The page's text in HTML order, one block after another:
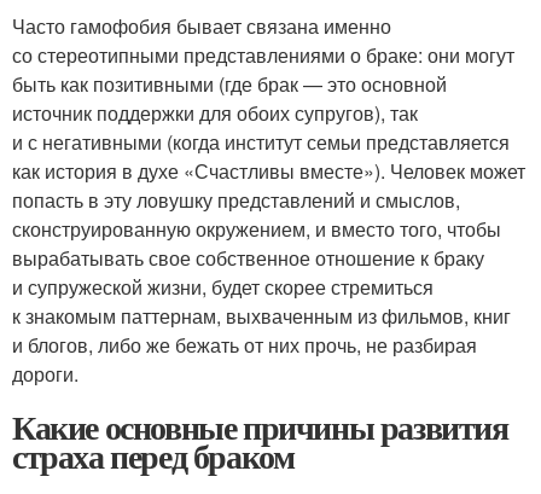
Часто гамофобия бывает связана именно
со стереотипными представлениями о браке: они могут
быть как позитивными (где брак — это основной
источник поддержки для обоих супругов), так
и с негативными (когда институт семьи представляется
как история в духе «Счастливы вместе»). Человек может
попасть в эту ловушку представлений и смыслов,
сконструированную окружением, и вместо того, чтобы
вырабатывать свое собственное отношение к браку
и супружеской жизни, будет скорее стремиться
к знакомым паттернам, выхваченным из фильмов, книг
и блогов, либо же бежать от них прочь, не разбирая
дороги.
Какие основные причины развития
страха перед браком